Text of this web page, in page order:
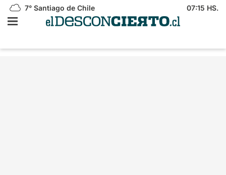
7° Santiago de Chile 07:15 HS.